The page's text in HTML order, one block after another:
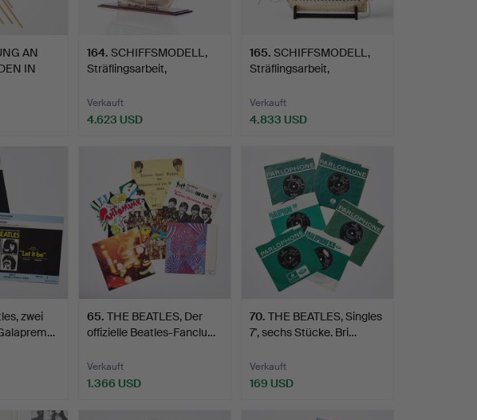
AN
IN
164. SCHIFFSMODELL,
Sträflingsarbeit,
Verkauft
4.623 USD
165. SCHIFFSMODELL,
Sträflingsarbeit,
Verkauft
4.833 USD
zwei
65. THE BEATLES, Der
offizielle Beatles-Fanclu…
Verkauft
1.366 USD
70. THE BEATLES, Singles
7', sechs Stücke. Bri…
Verkauft
169 USD